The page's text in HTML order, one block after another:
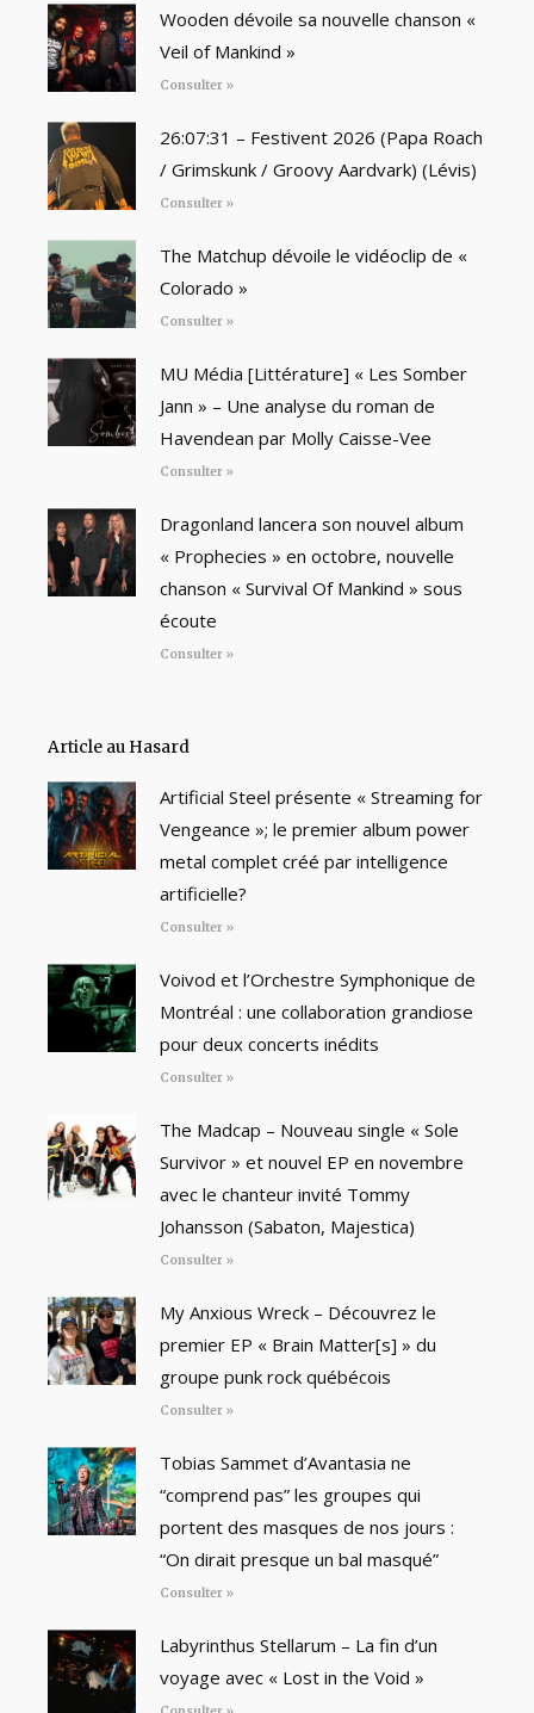
Wooden dévoile sa nouvelle chanson «
Veil of Mankind »
Consulter »
26:07:31 – Festivent 2026 (Papa Roach
/ Grimskunk / Groovy Aardvark) (Lévis)
Consulter »
The Matchup dévoile le vidéoclip de «
Colorado »
Consulter »
MU Média [Littérature] « Les Somber
Jann » – Une analyse du roman de
Havendean par Molly Caisse-Vee
Consulter »
Dragonland lancera son nouvel album
« Prophecies » en octobre, nouvelle
chanson « Survival Of Mankind » sous
écoute
Consulter »
Article au Hasard
Artificial Steel présente « Streaming for
Vengeance »; le premier album power
metal complet créé par intelligence
artificielle?
Consulter »
Voivod et l’Orchestre Symphonique de
Montréal : une collaboration grandiose
pour deux concerts inédits
Consulter »
The Madcap – Nouveau single « Sole
Survivor » et nouvel EP en novembre
avec le chanteur invité Tommy
Johansson (Sabaton, Majestica)
Consulter »
My Anxious Wreck – Découvrez le
premier EP « Brain Matter[s] » du
groupe punk rock québécois
Consulter »
Tobias Sammet d’Avantasia ne
“comprend pas” les groupes qui
portent des masques de nos jours :
“On dirait presque un bal masqué”
Consulter »
Labyrinthus Stellarum – La fin d’un
voyage avec « Lost in the Void »